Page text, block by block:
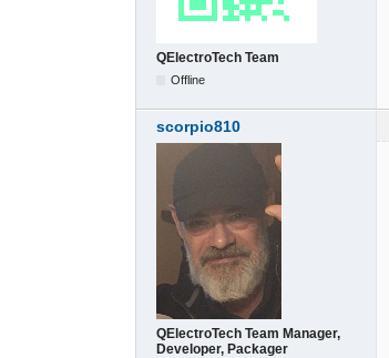
QElectroTech Team
Offline
scorpio810
QElectroTech Team Manager,
Developer, Packager